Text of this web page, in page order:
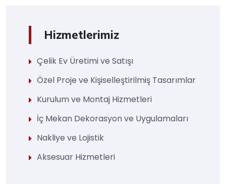
Hizmetlerimiz
Çelik Ev Üretimi ve Satışı
Özel Proje ve Kişiselleştirilmiş Tasarımlar
Kurulum ve Montaj Hizmetleri
İç Mekan Dekorasyon ve Uygulamaları
Nakliye ve Lojistik
Aksesuar Hizmetleri